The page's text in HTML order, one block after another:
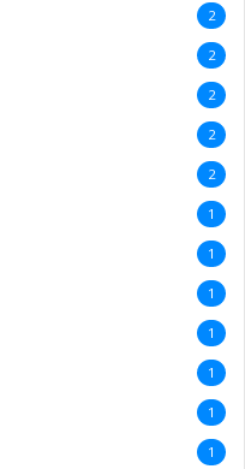
2
2
2
2
2
1
1
1
1
1
1
1